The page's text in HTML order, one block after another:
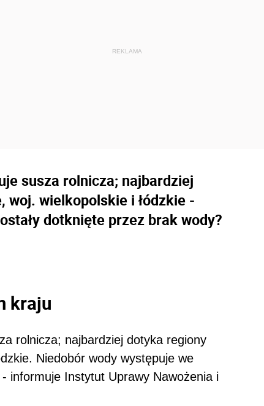
susza rolnicza; najbardziej
woj. wielkopolskie i łódzkie -
dotknięte przez brak wody?
kraju
rolnicza; najbardziej dotyka regiony
Niedobór wody występuje we
informuje Instytut Uprawy Nawożenia i